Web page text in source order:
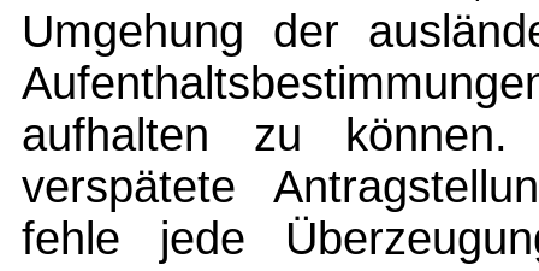
Umgehung der
aufhalten zu können.
verspätete
fehle jede